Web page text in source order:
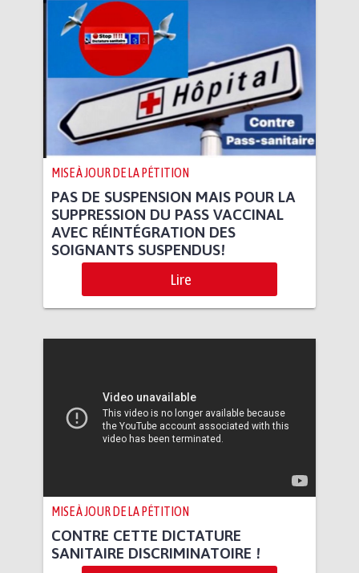
MISE À JOUR DE LA PÉTITION
PAS DE SUSPENSION MAIS POUR LA
SUPPRESSION DU PASS VACCINAL
AVEC RÉINTÉGRATION DES
SOIGNANTS SUSPENDUS!
Lire
MISE À JOUR DE LA PÉTITION
CONTRE CETTE DICTATURE
SANITAIRE DISCRIMINATOIRE !